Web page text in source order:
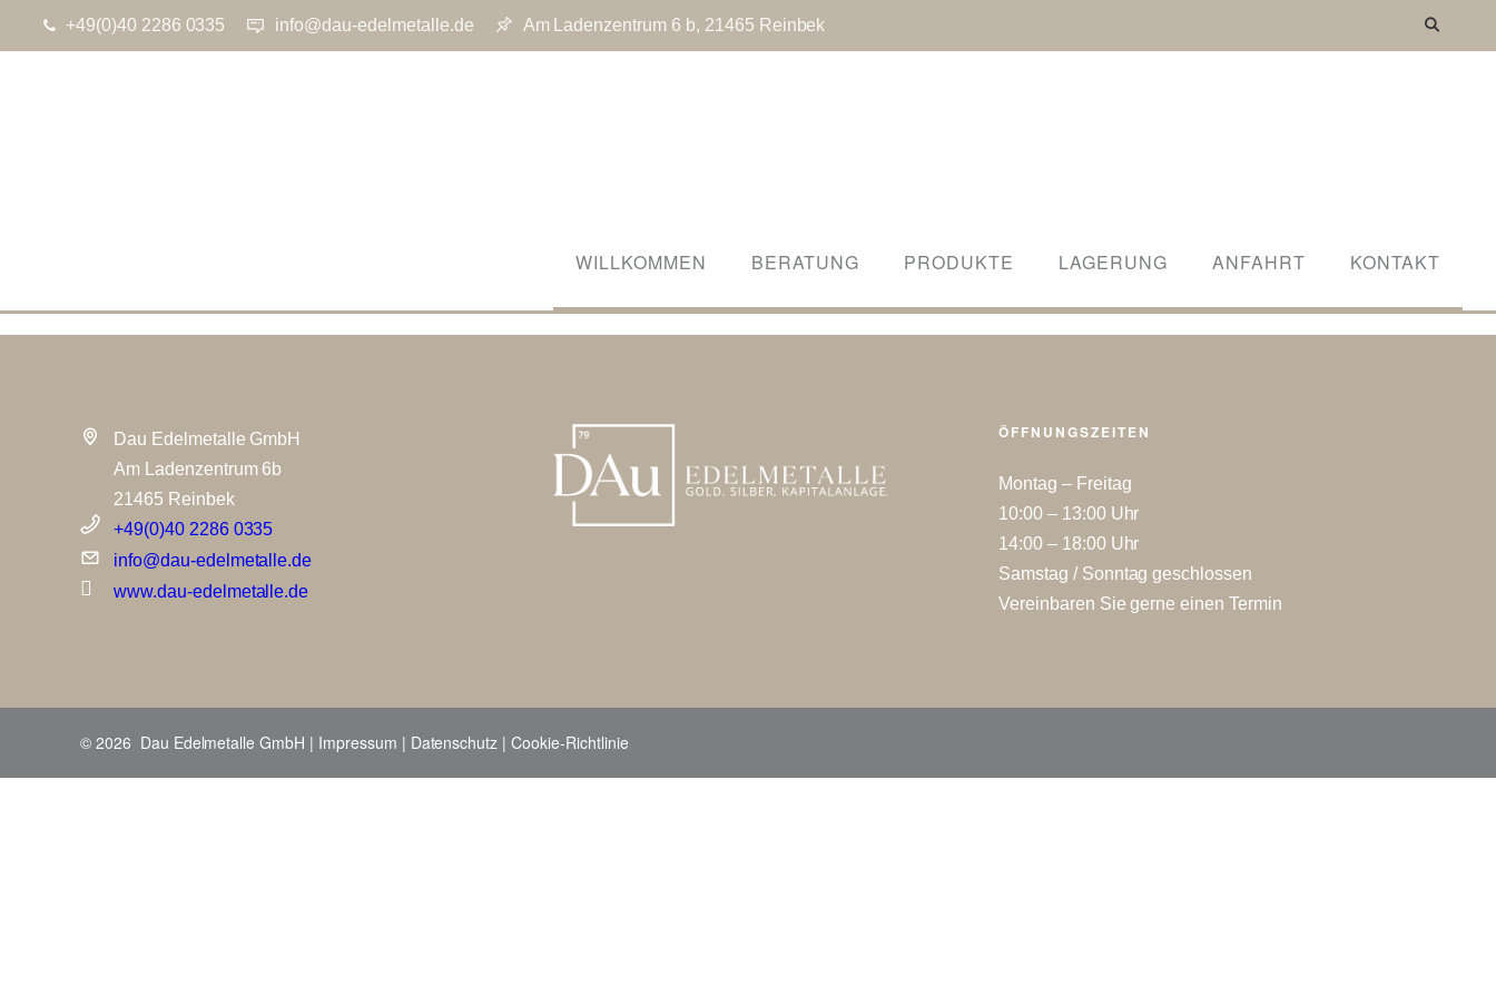
+49(0)40 2286 0335 info@dau-edelmetalle.de Am Ladenzentrum 6 b, 21465 Reinbek
WILLKOMMEN BERATUNG PRODUKTE LAGERUNG ANFAHRT KONTAKT
Dau Edelmetalle GmbH
Am Ladenzentrum 6b
21465 Reinbek
+49(0)40 2286 0335
info@dau-edelmetalle.de
www.dau-edelmetalle.de
ÖFFNUNGSZEITEN
Montag – Freitag
10:00 – 13:00 Uhr
14:00 – 18:00 Uhr
Samstag / Sonntag geschlossen
Vereinbaren Sie gerne einen Termin
© 2026 Dau Edelmetalle GmbH | Impressum | Datenschutz |Cookie-Richtlinie